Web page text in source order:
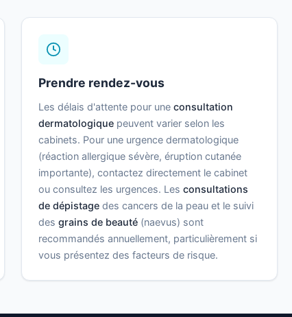
Prendre rendez-vous
Les délais d'attente pour uneconsultation
dermatologique peuvent varier selon les
cabinets. Pour une urgence dermatologique
(réaction allergique sévère, éruption cutanée
importante), contactez directement le cabinet
ou consultez les urgences. Lesconsultations
de dépistage des cancers de la peau et le suivi
desgrains de beauté (naevus) sont
recommandés annuellement, particulièrement si
vous présentez des facteurs de risque.